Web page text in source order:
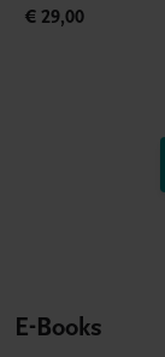
€ 29,00
E-Books